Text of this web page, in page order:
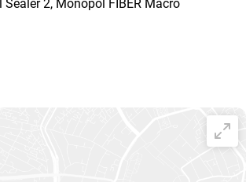
2, Monopol FIBER Macro